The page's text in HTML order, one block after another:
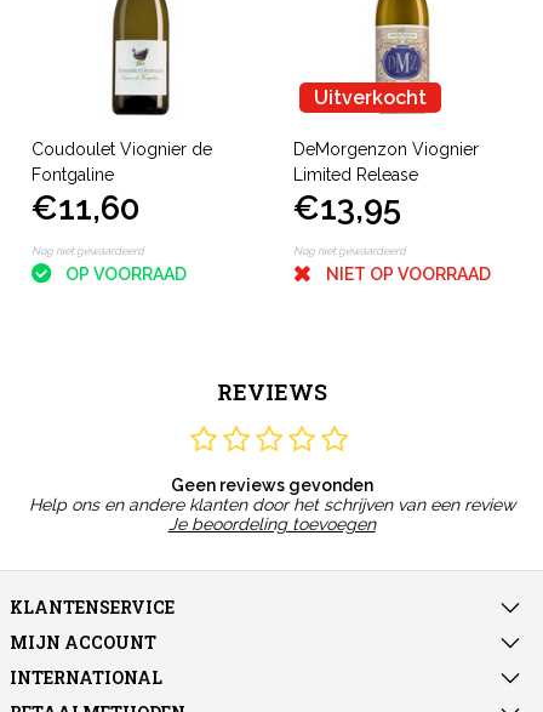
Coudoulet Viognier de
Fontgaline
€11,60
Nog niet gewaardeerd
OP VOORRAAD
Uitverkocht
DeMorgenzon Viognier
Limited Release
€13,95
Nog niet gewaardeerd
NIET OP VOORRAAD
REVIEWS
Geen reviews gevonden
Help ons en andere klanten door het schrijven van een review
Je beoordeling toevoegen
KLANTENSERVICE
MIJN ACCOUNT
INTERNATIONAL